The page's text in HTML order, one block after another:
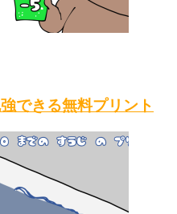
できる無料プリント